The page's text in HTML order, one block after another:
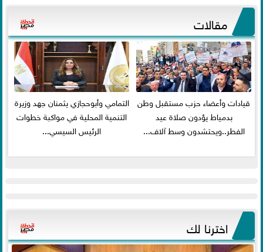
مقالات
قيادات وأعضاء حزب مستقبل وطن
بدمياط يؤدون صلاة عيد
الفطر..ويحتشدون وسط آلاف...
التمامي وأبوحجازي يثمنان جهد وزيرة
التنمية المحلية في مواكبة خطوات
الرئيس السيسي...
اخترنا لك